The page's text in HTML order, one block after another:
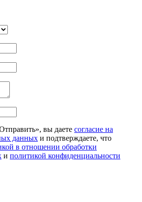
вы даете согласие на
данных и подтверждаете, что
в отношении обработки
и политикой конфиденциальности